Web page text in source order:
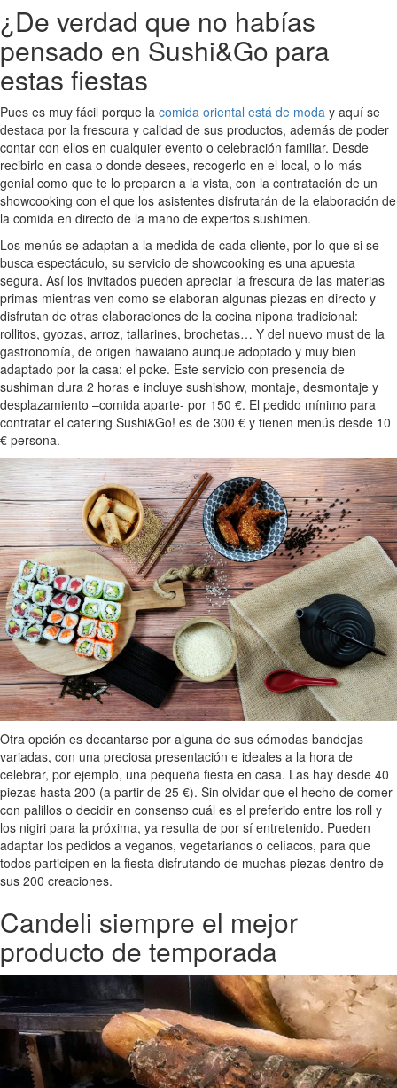
¿De verdad que no habías
pensado en Sushi&Go para
estas fiestas
Pues es muy fácil porque la comida oriental está de moda y aquí se
destaca por la frescura y calidad de sus productos, además de poder
contar con ellos en cualquier evento o celebración familiar. Desde
recibirlo en casa o donde desees, recogerlo en el local, o lo más
genial como que te lo preparen a la vista, con la contratación de un
showcooking con el que los asistentes disfrutarán de la elaboración de
la comida en directo de la mano de expertos sushimen.
Los menús se adaptan a la medida de cada cliente, por lo que si se
busca espectáculo, su servicio de showcooking es una apuesta
segura. Así los invitados pueden apreciar la frescura de las materias
primas mientras ven como se elaboran algunas piezas en directo y
disfrutan de otras elaboraciones de la cocina nipona tradicional:
rollitos, gyozas, arroz, tallarines, brochetas… Y del nuevo must de la
gastronomía, de origen hawaiano aunque adoptado y muy bien
adaptado por la casa: el poke. Este servicio con presencia de
sushiman dura 2 horas e incluye sushishow, montaje, desmontaje y
desplazamiento –comida aparte- por 150 €. El pedido mínimo para
contratar el catering Sushi&Go! es de 300 € y tienen menús desde 10
€ persona.
Otra opción es decantarse por alguna de sus cómodas bandejas
variadas, con una preciosa presentación e ideales a la hora de
celebrar, por ejemplo, una pequeña fiesta en casa. Las hay desde 40
piezas hasta 200 (a partir de 25 €). Sin olvidar que el hecho de comer
con palillos o decidir en consenso cuál es el preferido entre los roll y
los nigiri para la próxima, ya resulta de por sí entretenido. Pueden
adaptar los pedidos a veganos, vegetarianos o celíacos, para que
todos participen en la fiesta disfrutando de muchas piezas dentro de
sus 200 creaciones.
Candeli siempre el mejor
producto de temporada